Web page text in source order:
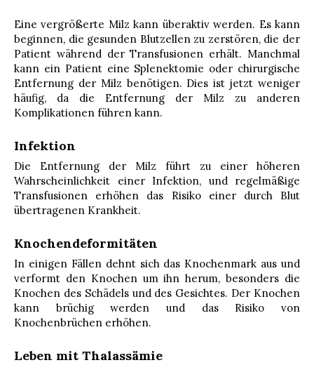
Eine vergrößerte Milz kann überaktiv werden. Es kann
beginnen, die gesunden Blutzellen zu zerstören, die der
Patient während der Transfusionen erhält. Manchmal
kann ein Patient eine Splenektomie oder chirurgische
Entfernung der Milz benötigen. Dies ist jetzt weniger
häufig, da die Entfernung der Milz zu anderen
Komplikationen führen kann.
Infektion
Die Entfernung der Milz führt zu einer höheren
Wahrscheinlichkeit einer Infektion, und regelmäßige
Transfusionen erhöhen das Risiko einer durch Blut
übertragenen Krankheit.
Knochendeformitäten
In einigen Fällen dehnt sich das Knochenmark aus und
verformt den Knochen um ihn herum, besonders die
Knochen des Schädels und des Gesichtes. Der Knochen
kann brüchig werden und das Risiko von
Knochenbrüchen erhöhen.
Leben mit Thalassämie